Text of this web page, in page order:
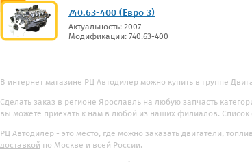
740.63-400 (Евро 3)
Актуальность: 2007
Модификации: 740.63-400
В интернет магазине РЦ Автодилер можно купить в группе
Сделать заказ в регионе Ярославль на любую запчасть
вы можете приехать к нам в любой из наших филиалов.
РЦ Автодилер - это место, где можно заказать двигатели,
доставкой по Москве и всей России.